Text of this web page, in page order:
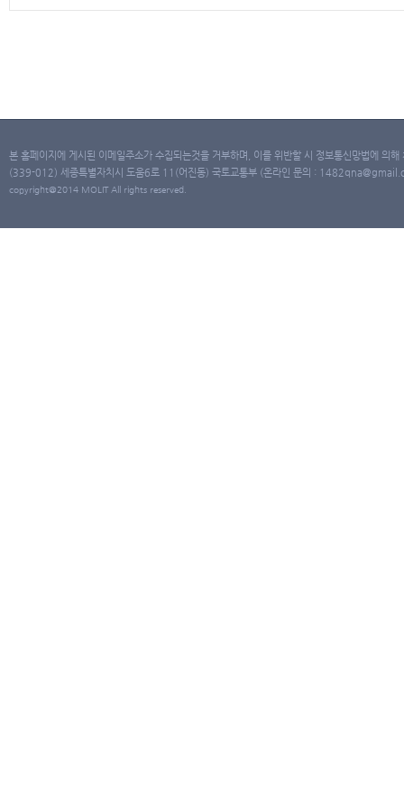
본 홈페이지에 게시된 이메일주소가 수집되는것을 거부하며, 이를 위반할 시 정보통신망법에 의
(339-012) 세종특별자치시 도움6로 11(어진동) 국토교통부 (온라인 문의 :
copyright@2014 MOLIT All rights reserved.